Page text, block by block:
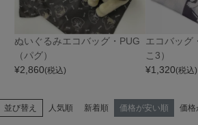
ぬいぐるみエコバッグ・PUG
（パグ）
¥2,860(税込)
エコバッグ
こ3）
¥1,320(税込)
並び替え 人気順 新着順 価格が安い順 価格